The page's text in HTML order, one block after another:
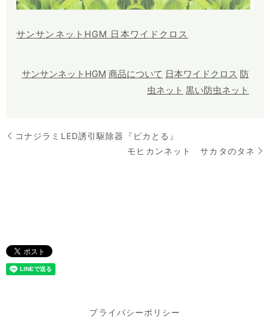
サンサンネットHGM 日本ワイドクロス
サンサンネットHGM 商品について 日本ワイドクロス 防
虫ネット 黒い防虫ネット
コナジラミLED誘引駆除器『ピカとる』
モヒカンネット サカタのタネ
プライバシーポリシー